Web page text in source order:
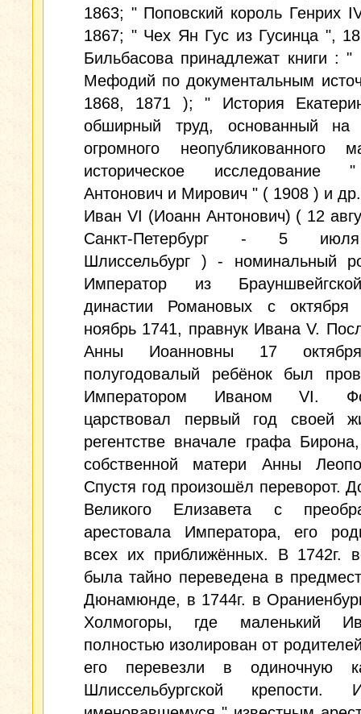
1863; " Поповский король Генрих
1867; " Чех Ян Гус из Гусинца ",
Бильбасова принадлежат книги :
Мефодий по документальным
1868, 1871 ); " История
обширный труд, основанный на
огромного неопубликованного
историческое
Антонович и Мирович " ( 1908 ) и др.
Иван VI (Иоанн Антонович) ( 12
Санкт-Петербург - 5
Шлиссельбург ) - номинальный
Император из
династии Романовых с
ноябрь 1741, правнук Ивана V.
Анны Иоанновны 17
полугодовалый ребёнок был
Императором Иваном VI.
царствовал первый год своей
регентстве вначале графа
собственной матери Анны
Спустя год произошёл переворот.
Великого Елизавета с
арестовала Императора, его
всех их приближённых. В 1742г.
была тайно переведена в
Дюнамюнде, в 1744г. в
Холмогоры, где маленький
полностью изолирован от
его перевезли в одиночную
Шлиссельбургской